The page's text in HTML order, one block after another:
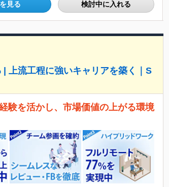
見る 検討中に入れる
| 上流工程に強いキャリアを築く｜S
験を活かし、市場価値の上がる環境